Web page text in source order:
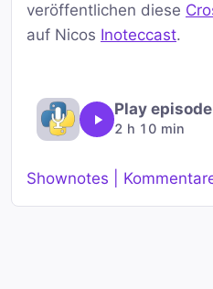
veröffentlichen diese
auf Nicos Inoteccast.
Play episode
2 h 10 min
Shownotes |